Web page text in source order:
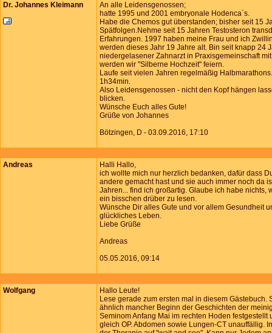
Dr. Johannes Kleimann
An alle Leidensgenossen;
hatte 1995 und 2001 embryonale Hodenca`s.
Habe die Chemos gut überstanden; bisher seit 15
Spätfolgen.Nehme seit 15 Jahren Testosteron
Erfahrungen. 1997 haben meine Frau und ich
werden dieses Jahr 19 Jahre alt. Bin seit knapp 24
niedergelasener Zahnarzt in Praxisgemeinschaft
werden wir "Silberne Hochzeit" feiern.
Laufe seit vielen Jahren regelmäßig
1h34min.
Also Leidensgenossen - nicht den Kopf hängen
blicken.
Wünsche Euch alles Gute!
Grüße von Johannes
Bötzingen, D - 03.09.2016, 17:10
Andreas
Halli Hallo,
ich wollte mich nur herzlich bedanken, dafür dass
andere gemacht hast und sie auch immer noch da
Jahren... find ich großartig. Glaube ich habe nichts,
ein bisschen drüber zu lesen.
Wünsche Dir alles Gute und vor allem Gesundheit
glückliches Leben.
Liebe Grüße
Andreas
05.05.2016, 09:14
Wolfgang
Hallo Leute!
Lese gerade zum ersten mal in diesem Gästebuch.
ähnlich mancher Beginn der Geschichten der
Seminom Anfang Mai im rechten Hoden festgestellt
gleich OP. Abdomen sowie Lungen-CT unauffällig.